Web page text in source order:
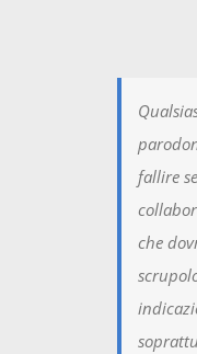
fallire
che